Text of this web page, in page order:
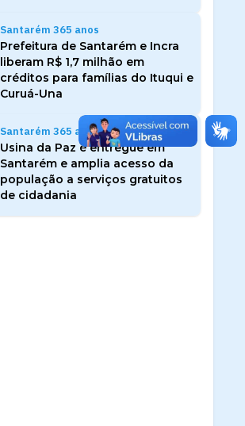
Santarém 365 anos
Prefeitura de Santarém e Incra
liberam R$ 1,7 milhão em
créditos para famílias do Ituqui e
Curuá-Una
Santarém 365 anos
Usina da Paz é entregue em
Santarém e amplia acesso da
população a serviços gratuitos
de cidadania